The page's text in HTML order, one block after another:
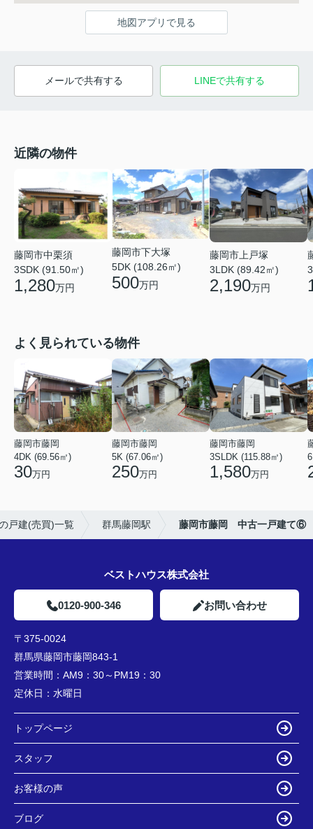
地図アプリで見る
メールで共有する LINEで共有する
近隣の物件
藤岡市中栗須
3SDK (91.50㎡)
1,280万円
藤岡市下大塚
5DK (108.26㎡)
500万円
藤岡市上戸塚
3LDK (89.42㎡)
2,190万円
よく見られている物件
藤岡市藤岡
4DK (69.56㎡)
30万円
藤岡市藤岡
5K (67.06㎡)
250万円
藤岡市藤岡
3SLDK (115.88㎡)
1,580万円
戸建(売買)一覧 群馬藤岡駅 藤岡市藤岡 中古一戸建て⑥
ベストハウス株式会社
0120-900-346 お問い合わせ
〒375-0024
群馬県藤岡市藤岡843-1
営業時間： AM9：30～PM19：30
定休日： 水曜日
トップページ
スタッフ
お客様の声
ブログ